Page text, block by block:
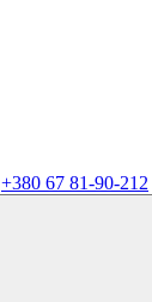
+380 67 81-90-212